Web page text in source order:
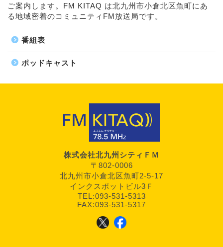
ご案内します。FM KITAQ は北九州市小倉北区魚町にあ
る地域密着のコミュニティFM放送局です。
番組表
ポッドキャスト
株式会社北九州シティＦＭ
〒802-0006
北九州市小倉北区魚町2-5-17
インクスポットビル3Ｆ
TEL:093-531-5313
FAX:093-531-5317